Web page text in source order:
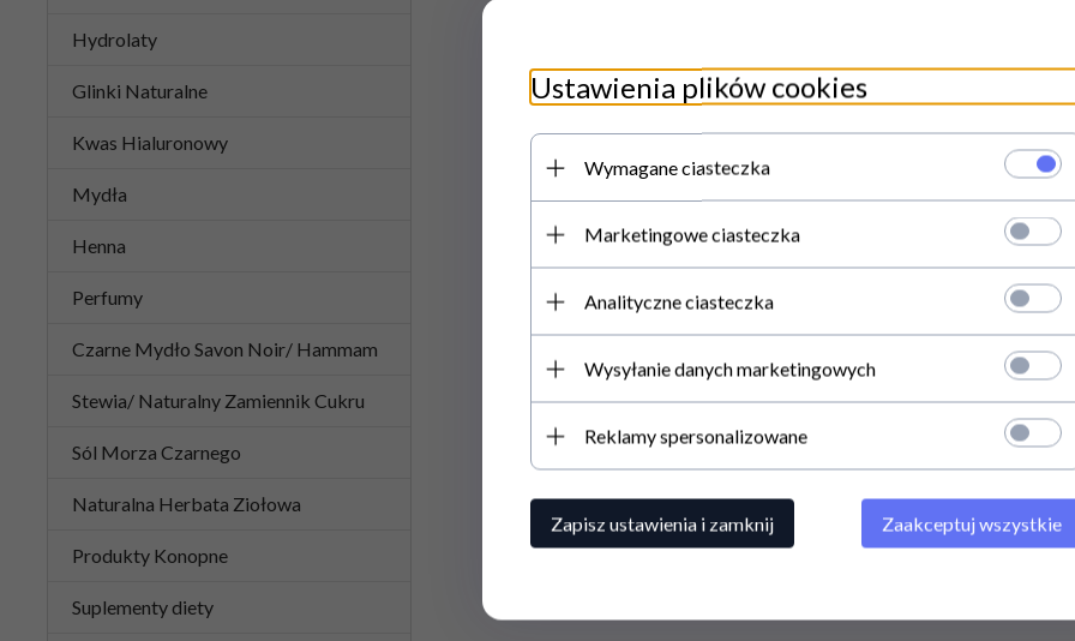
Hydrolaty
Glinki Naturalne
Kwas Hialuronowy
Mydła
Henna
Perfumy
Czarne Mydło Savon Noir/ Hammam
Stewia/ Naturalny Zamiennik Cukru
Sól Morza Czarnego
Naturalna Herbata Ziołowa
Produkty Konopne
Suplementy diety
Ustawienia plików cookies
Wymagane ciasteczka
Marketingowe ciasteczka
Analityczne ciasteczka
Wysyłanie danych marketingowych
Reklamy spersonalizowane
Zapisz ustawienia i zamknij Zaakceptuj wszystkie